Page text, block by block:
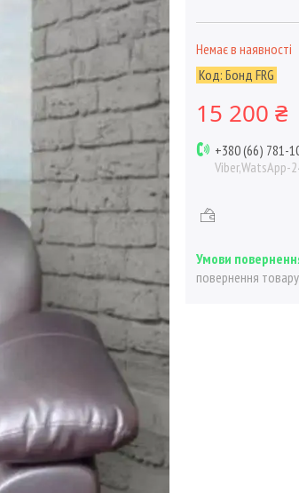
Немає в наявності
Код: Бонд FRG
15 200 ₴
+380 (66) 781-
Viber,WatsApp-
повернення